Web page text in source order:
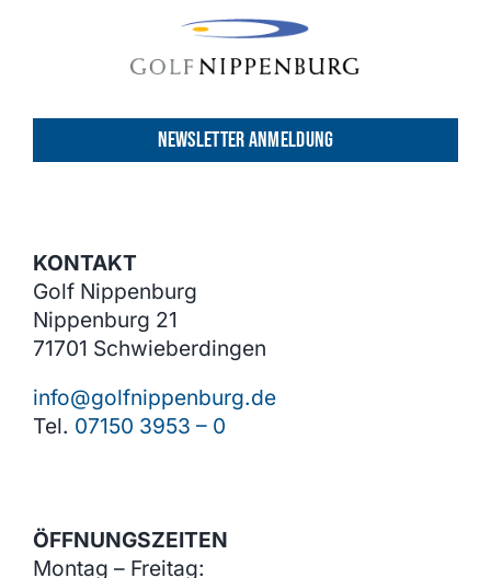
NEWSLETTER ANMELDUNG
KONTAKT
Golf Nippenburg
Nippenburg 21
71701 Schwieberdingen
info@golfnippenburg.de
Tel. 07150 3953 – 0
ÖFFNUNGSZEITEN
Montag – Freitag: